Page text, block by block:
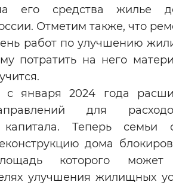
его средства жилье
Отметим также, что
работ по улучшению
потратить на него
с января 2024 года
для
капитала. Теперь семьи
дома
которого
улучшения жилищных